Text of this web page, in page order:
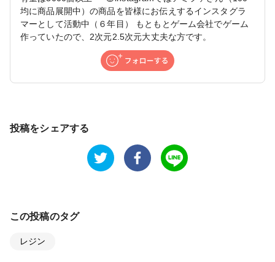
均に商品展開中）の商品を皆様にお伝えするインスタグラ
マーとして活動中（６年目） もともとゲーム会社でゲーム
作っていたので、2次元2.5次元大丈夫な方です。
投稿をシェアする
この投稿のタグ
レジン